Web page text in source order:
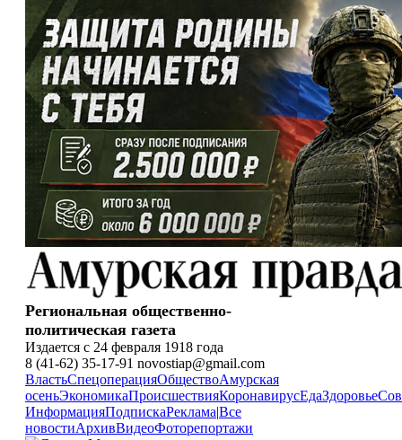
Региональная общественно-
политическая газета
Издается с 24 февраля 1918 года
8 (41-62) 35-17-91 novostiap@gmail.com
ВластьСпецоперацияОбществоАмурская
осеньЭкономикаПроисшествияКоронавирусЕдаЗдоровье
ИнформацияПодпискаРеклама|Все
новостиАрхивВидеоФоторепортажи